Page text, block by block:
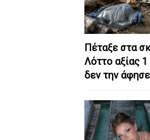
Πέταξε στα
Λόττο αξίας
δεν την